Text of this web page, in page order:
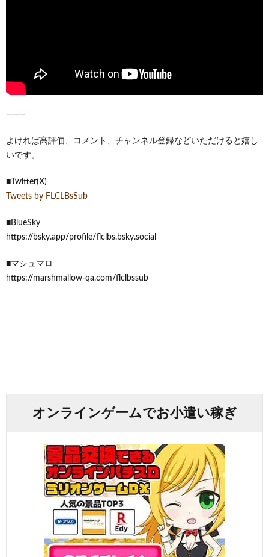
―――
よければ高評価、コメント、チャンネル登録などいただけると嬉し
いです。
■Twitter(X)
Tweets by FLCLBsSub
■BlueSky
https://bsky.app/profile/flclbs.bsky.social
■マシュマロ
https://marshmallow-qa.com/flclbssub
オンラインゲームでお小遣い稼ぎ